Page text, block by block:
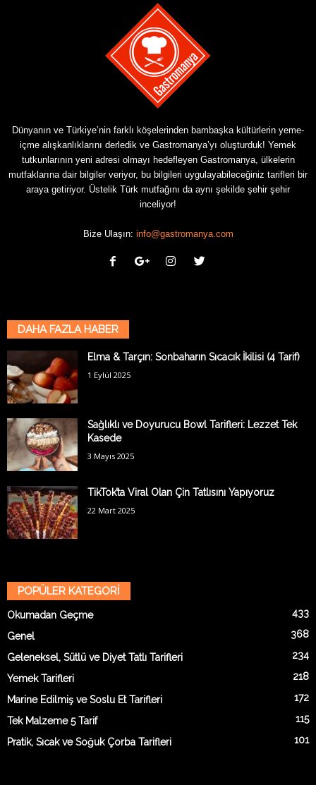
Dünyanın ve Türkiye’nin farklı köşelerinden bambaşka kültürlerin yeme-
içme alışkanlıklarını derledik ve Gastromanya’yı oluşturduk! Yemek
tutkunlarının yeni adresi olmayı hedefleyen Gastromanya, ülkelerin
mutfaklarına dair bilgiler veriyor, bu bilgileri uygulayabileceğiniz tarifleri bir
araya getiriyor. Üstelik Türk mutfağını da aynı şekilde şehir şehir
inceliyor!
Bize Ulaşın: info@gastromanya.com
DAHA FAZLA HABER
Elma & Tarçın: Sonbaharın Sıcacık İkilisi (4 Tarif)
1 Eylül 2025
Sağlıklı ve Doyurucu Bowl Tarifleri: Lezzet Tek
Kasede
3 Mayıs 2025
TikTok’ta Viral Olan Çin Tatlısını Yapıyoruz
22 Mart 2025
POPÜLER KATEGORİ
Okumadan Geçme 433
Genel 368
Geleneksel, Sütlü ve Diyet Tatlı Tarifleri 234
Yemek Tarifleri 218
Marine Edilmiş ve Soslu Et Tarifleri 172
Tek Malzeme 5 Tarif 115
Pratik, Sıcak ve Soğuk Çorba Tarifleri 101